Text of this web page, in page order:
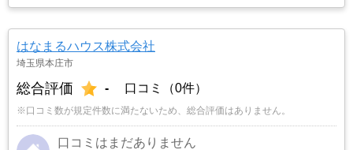
はなまるハウス株式会社
埼玉県本庄市
総合評価 - 口コミ（0件）
※口コミ数が規定件数に満たないため、総合評価はありません。
口コミはまだありません